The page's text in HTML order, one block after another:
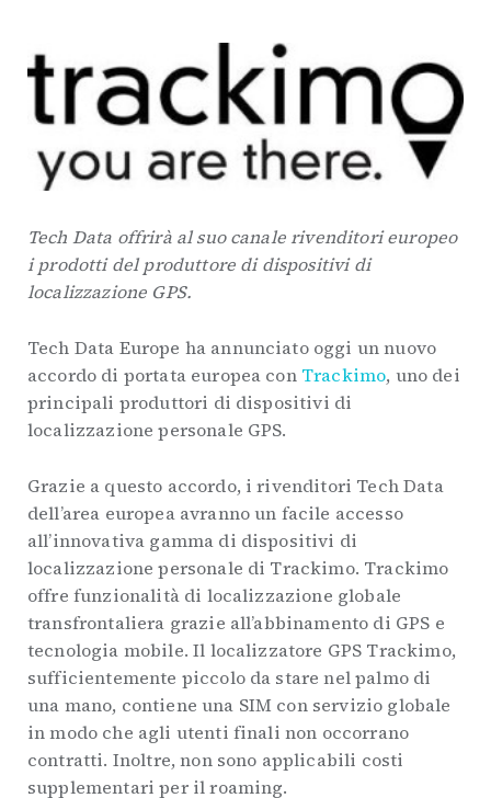
Tech Data offrirà al suo canale rivenditori europeo
i prodotti del produttore di dispositivi di
localizzazione GPS.
Tech Data Europe ha annunciato oggi un nuovo
accordo di portata europea con Trackimo, uno dei
principali produttori di dispositivi di
localizzazione personale GPS.
Grazie a questo accordo, i rivenditori Tech Data
dell’area europea avranno un facile accesso
all’innovativa gamma di dispositivi di
localizzazione personale di Trackimo. Trackimo
offre funzionalità di localizzazione globale
transfrontaliera grazie all’abbinamento di GPS e
tecnologia mobile. Il localizzatore GPS Trackimo,
sufficientemente piccolo da stare nel palmo di
una mano, contiene una SIM con servizio globale
in modo che agli utenti finali non occorrano
contratti. Inoltre, non sono applicabili costi
supplementari per il roaming.